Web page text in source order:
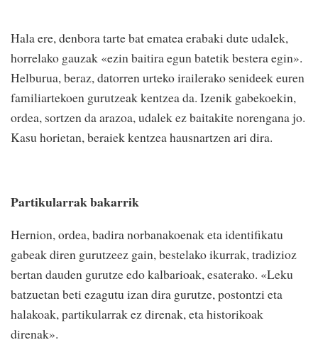
Hala ere, denbora tarte bat ematea erabaki dute udalek,
horrelako gauzak «ezin baitira egun batetik bestera egin».
Helburua, beraz, datorren urteko irailerako senideek euren
familiartekoen gurutzeak kentzea da. Izenik gabekoekin,
ordea, sortzen da arazoa, udalek ez baitakite norengana jo.
Kasu horietan, beraiek kentzea hausnartzen ari dira.
Partikularrak bakarrik
Hernion, ordea, badira norbanakoenak eta identifikatu
gabeak diren gurutzeez gain, bestelako ikurrak, tradizioz
bertan dauden gurutze edo kalbarioak, esaterako. «Leku
batzuetan beti ezagutu izan dira gurutze, postontzi eta
halakoak, partikularrak ez direnak, eta historikoak
direnak».